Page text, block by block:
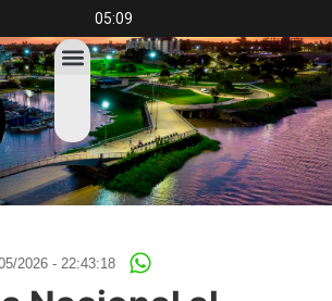
05:09
2026 - 22:43:18